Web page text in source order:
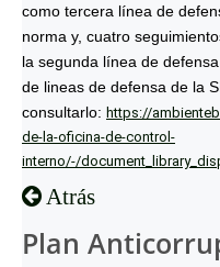
como tercera línea de
norma y, cuatro
la segunda línea de
de lineas de defensa de la
consultarlo: https://
de-la-oficina-de-control-
interno/-/
Atrás
Plan